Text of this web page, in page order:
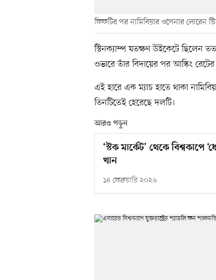
ফিফটির পর নামিবিয়ার ওপেনার লোরেন
স্টিনক্যাম্প যতক্ষণ উইকেটে ছিলেন
ওভারে তাঁর বিদায়ের পর আস্কিং রেটের
এই হারে এক ম্যাচ হাতে থাকা
তিনটিতেই হেরেছে দলটি।
আরও পড়ুন
‘স্টক মার্কেট’ থেকে বিশ্বকাপে
খান
১৪ ফেব্রুয়ারি ২০২৬